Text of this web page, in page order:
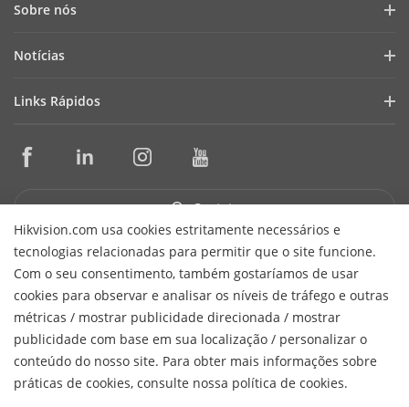
Hikvision.com usa cookies estritamente necessários e
tecnologias relacionadas para permitir que o site funcione.
Com o seu consentimento, também gostaríamos de usar
cookies para observar e analisar os níveis de tráfego e outras
métricas / mostrar publicidade direcionada / mostrar
publicidade com base em sua localização / personalizar o
conteúdo do nosso site. Para obter mais informações sobre
práticas de cookies, consulte nossa política de cookies.
Sobre nós
Cibersegurança
Sustentabilidade
Fale Conosco
Perguntas Frequentes
Notícias
Casos de Sucesso
Links Rápidos
Ferramentas de Instalação e Manutenção
SDKs de Integração
Garantia e Troca Expressa
Suporte Técnico
Contato
Receber Newsletter
Hikvision do Brasil Comércio de Equipamentos de Segurança
Ltda. CNPJ/MF: 15.431.830/0001-40
© 2026 Hangzhou
Hikvision Digital Technology Co., Ltd. All Rights Reserved.
Política de Privacidade
Política de Cookies
Preferências de
Cookies
Cancelar Assinatura